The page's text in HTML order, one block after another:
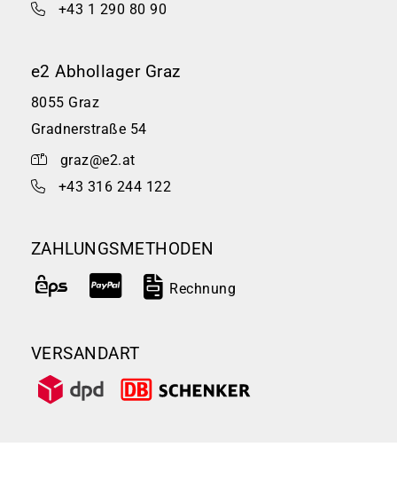
+43 1 290 80 90
e2 Abhollager Graz
8055 Graz
Gradnerstraße 54
graz@e2.at
+43 316 244 122
ZAHLUNGSMETHODEN
Rechnung
VERSANDART